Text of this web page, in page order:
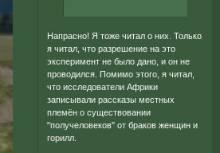
Напрасно! Я тоже читал о них. Только
я читал, что разрешение на это
эксперимент не было дано, и он не
проводился. Помимо этого, я читал,
что исследователи Африки
записывали рассказы местных
племён о существовании
"получеловеков" от браков женщин и
горилл.